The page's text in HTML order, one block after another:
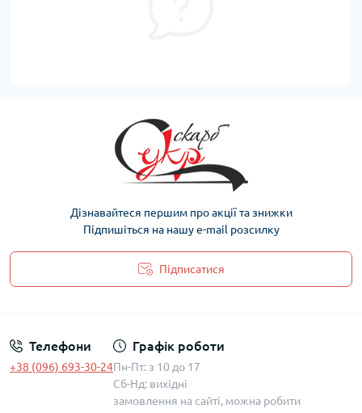
Дізнавайтеся першим про акції та знижки
Підпишіться на нашу e-mail розсилку
Підписатися
Телефони
+38 (096) 693-30-24
Графік роботи
Пн-Пт: з 10 до 17
Сб-Нд: вихідні
замовлення на сайті, можна робити